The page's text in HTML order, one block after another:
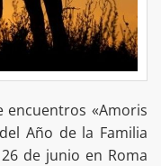
encuentros «Amoris
Año de la Familia
de junio en Roma